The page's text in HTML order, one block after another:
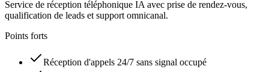
Service de réception téléphonique IA avec prise de rendez-vous,
qualification de leads et support omnicanal.
Points forts
Réception d'appels 24/7 sans signal occupé